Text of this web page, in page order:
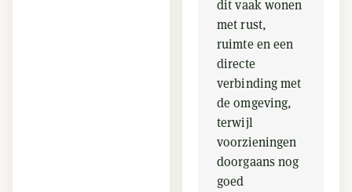
dit vaak wonen
met rust,
ruimte en een
directe
verbinding met
de omgeving,
terwijl
voorzieningen
doorgaans nog
goed